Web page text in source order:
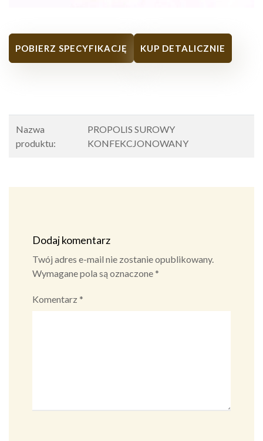
POBIERZ SPECYFIKACJĘ KUP DETALICZNIE
Nazwa
produktu:
PROPOLIS SUROWY
KONFEKCJONOWANY
Dodaj komentarz
Twój adres e-mail nie zostanie opublikowany.
Wymagane pola są oznaczone*
Komentarz*